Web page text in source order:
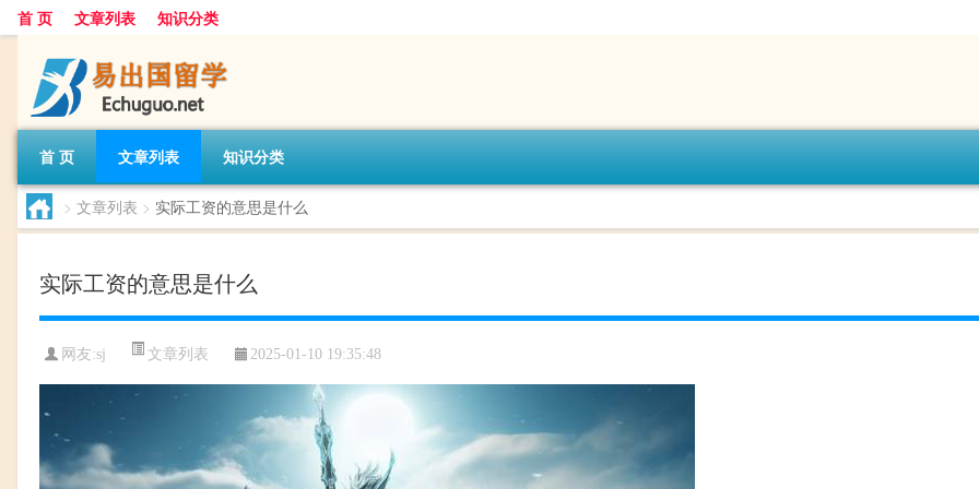
首 页 文章列表 知识分类
首 页 文章列表 知识分类
> 文章列表 > 实际工资的意思是什么
实际工资的意思是什么
网友:sj 文章列表 2025-01-10 19:35:48